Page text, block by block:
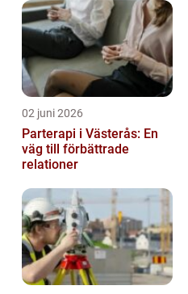
02 juni 2026
Parterapi i Västerås: En
väg till förbättrade
relationer